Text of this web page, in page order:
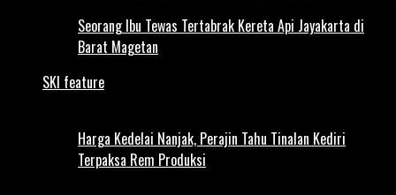
Seorang Ibu Tewas Tertabrak Kereta Api Jayakarta di
Barat Magetan
SKI feature
Harga Kedelai Nanjak, Perajin Tahu Tinalan Kediri
Terpaksa Rem Produksi